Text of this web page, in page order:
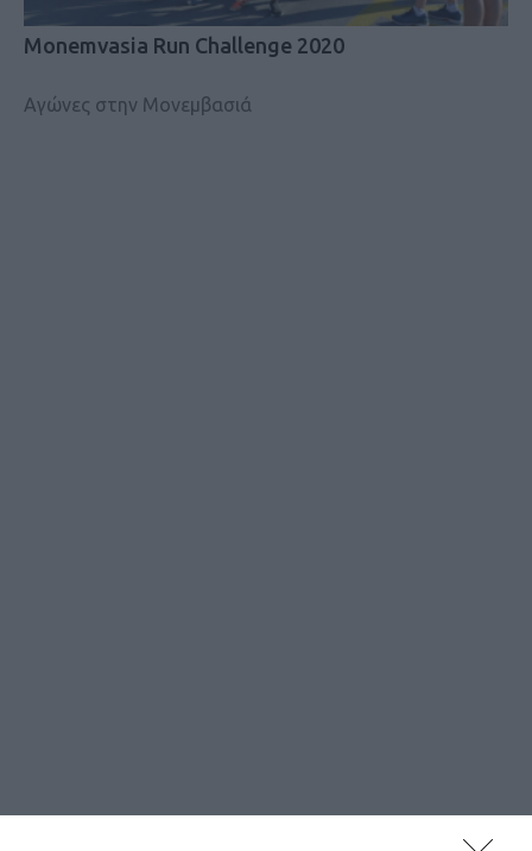
Monemvasia Run Challenge 2020
Αγώνες στην Μονεμβασιά